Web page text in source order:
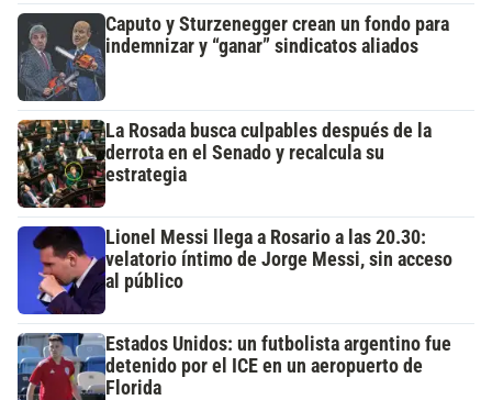
Caputo y Sturzenegger crean un fondo para
indemnizar y “ganar” sindicatos aliados
La Rosada busca culpables después de la
derrota en el Senado y recalcula su
estrategia
Lionel Messi llega a Rosario a las 20.30:
velatorio íntimo de Jorge Messi, sin acceso
al público
Estados Unidos: un futbolista argentino fue
detenido por el ICE en un aeropuerto de
Florida